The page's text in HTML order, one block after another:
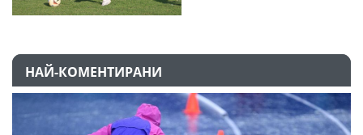
НАЙ-КОМЕНТИРАНИ